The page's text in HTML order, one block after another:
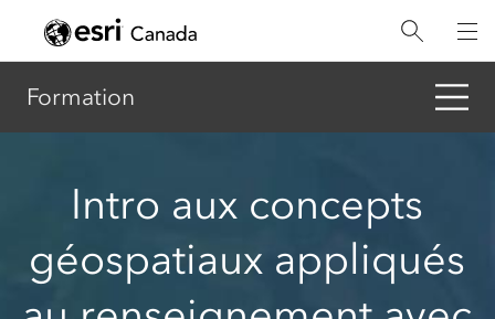
contenu
Formation
Intro aux concepts
géospatiaux appliqués